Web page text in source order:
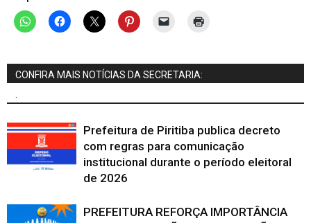
CONFIRA MAIS NOTÍCIAS DA SECRETARIA:
Prefeitura de Piritiba publica decreto
com regras para comunicação
institucional durante o período eleitoral
de 2026
PREFEITURA REFORÇA IMPORTÂNCIA